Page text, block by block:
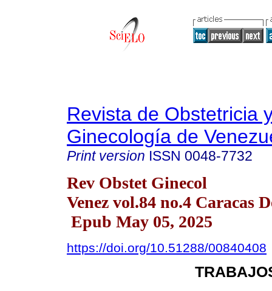
Revista de Obstetricia
Ginecología de
Print version ISSN 0048-7732
Rev Obstet Ginecol
Venez vol.84 no.4 Caracas
Epub May 05, 2025
https://doi.org/10.51288/00840408